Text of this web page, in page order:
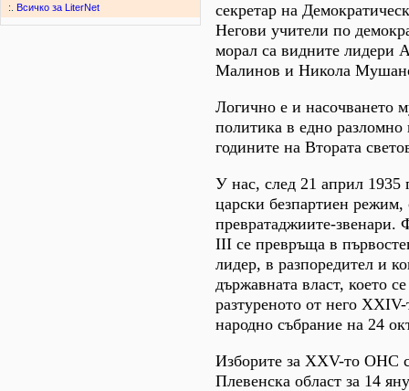
:. Всичко за LiterNet
секретар на
Негови учители по
морал са видните лидери
Малинов и Никола
Логично е и насочването
политика в едно разломно
годините на Втората
У нас, след 21 април 1935
царски безпартиен режим,
превратаджиите-звенари.
III се превръща в
лидер, в разпоредител и
държавната власт, което
разтуреното от него
народно събрание на 24
Изборите за XXV-то ОНС
Плевенска област за 14